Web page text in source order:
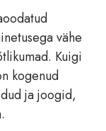
vähe
Kuigi
kogenud
ja joogid,